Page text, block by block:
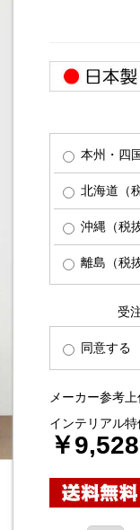
本州・四
北海道（
沖縄（税
離島（税
受
同意する
メーカー参考
インテリアル特
￥9,528